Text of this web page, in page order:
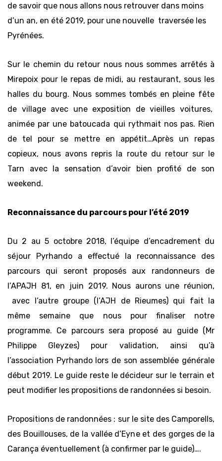
de savoir que nous allons nous retrouver dans moins
d’un an, en été 2019, pour une nouvelle traversée les
Pyrénées.
Sur le chemin du retour nous nous sommes arrêtés à
Mirepoix pour le repas de midi, au restaurant, sous les
halles du bourg. Nous sommes tombés en pleine fête
de village avec une exposition de vieilles voitures,
animée par une batoucada qui rythmait nos pas. Rien
de tel pour se mettre en appétit…Après un repas
copieux, nous avons repris la route du retour sur le
Tarn avec la sensation d’avoir bien profité de son
weekend.
Reconnaissance du parcours pour l’été 2019
Du 2 au 5 octobre 2018, l’équipe d’encadrement du
séjour Pyrhando a effectué la reconnaissance des
parcours qui seront proposés aux randonneurs de
l’APAJH 81, en juin 2019. Nous aurons une réunion,
avec l’autre groupe (l’AJH de Rieumes) qui fait la
même semaine que nous pour finaliser notre
programme. Ce parcours sera proposé au guide (Mr
Philippe Gleyzes) pour validation, ainsi qu’à
l’association Pyrhando lors de son assemblée générale
début 2019. Le guide reste le décideur sur le terrain et
peut modifier les propositions de randonnées si besoin.
Propositions de randonnées : sur le site des Camporells,
des Bouillouses, de la vallée d’Eyne et des gorges de la
Carança éventuellement (à confirmer par le guide)….